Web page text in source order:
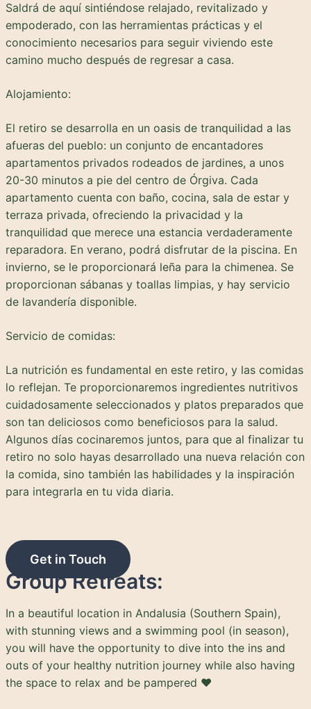
Saldrá de aquí sintiéndose relajado, revitalizado y
empoderado, con las herramientas prácticas y el
conocimiento necesarios para seguir viviendo este
camino mucho después de regresar a casa.
Alojamiento:
El retiro se desarrolla en un oasis de tranquilidad a las
afueras del pueblo: un conjunto de encantadores
apartamentos privados rodeados de jardines, a unos
20-30 minutos a pie del centro de Órgiva. Cada
apartamento cuenta con baño, cocina, sala de estar y
terraza privada, ofreciendo la privacidad y la
tranquilidad que merece una estancia verdaderamente
reparadora. En verano, podrá disfrutar de la piscina. En
invierno, se le proporcionará leña para la chimenea. Se
proporcionan sábanas y toallas limpias, y hay servicio
de lavandería disponible.
Servicio de comidas:
La nutrición es fundamental en este retiro, y las comidas
lo reflejan. Te proporcionaremos ingredientes nutritivos
cuidadosamente seleccionados y platos preparados que
son tan deliciosos como beneficiosos para la salud.
Algunos días cocinaremos juntos, para que al finalizar tu
retiro no solo hayas desarrollado una nueva relación con
la comida, sino también las habilidades y la inspiración
para integrarla en tu vida diaria.
Get in Touch
Group Retreats:
In a beautiful location in Andalusia (Southern Spain),
with stunning views and a swimming pool (in season),
you will have the opportunity to dive into the ins and
outs of your healthy nutrition journey while also having
the space to relax and be pampered ❤️